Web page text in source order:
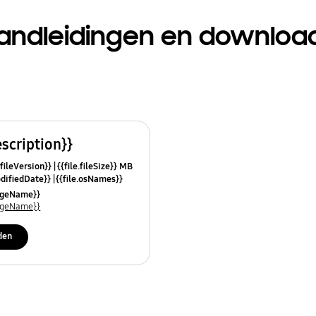
en
{{file.fileSize}} MB
{{file.osNames}}